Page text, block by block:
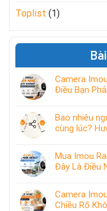
Toplist (1)
Camera
Điều Bạn
Bao nhiêu
cùng lúc?
Mua Imou
Đây Là Điều
Camera
Chiều Rõ